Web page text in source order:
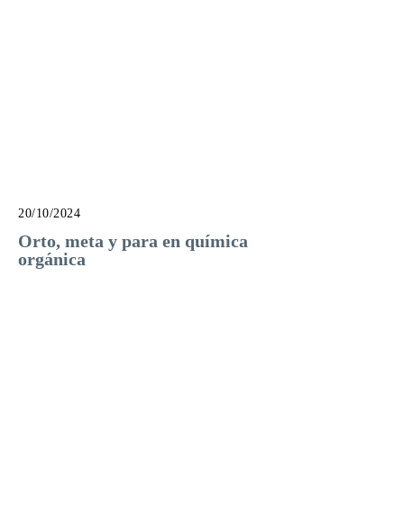
20/10/2024
Orto, meta y para en química
orgánica